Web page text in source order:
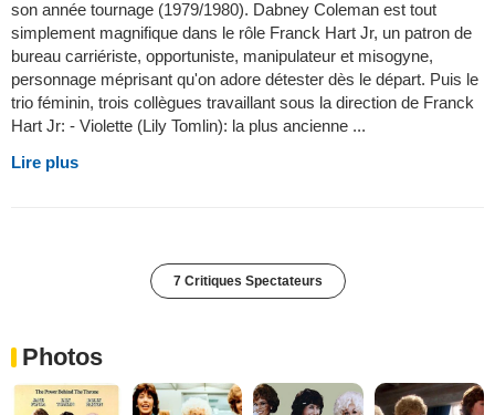
son année tournage (1979/1980). Dabney Coleman est tout
simplement magnifique dans le rôle Franck Hart Jr, un patron de
bureau carriériste, opportuniste, manipulateur et misogyne,
personnage méprisant qu'on adore détester dès le départ. Puis le
trio féminin, trois collègues travaillant sous la direction de Franck
Hart Jr: - Violette (Lily Tomlin): la plus ancienne ...
Lire plus
7 Critiques Spectateurs
Photos